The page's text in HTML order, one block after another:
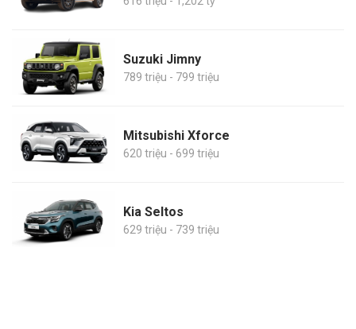
Suzuki Jimny
789 triệu - 799 triệu
Mitsubishi Xforce
620 triệu - 699 triệu
Kia Seltos
629 triệu - 739 triệu